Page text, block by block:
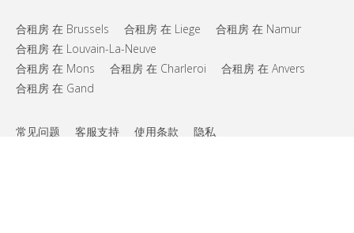
合租房 在 Brussels 合租房 在 Liege
合租房 在 Namur
合租房 在 Louvain-La-Neuve
合租房 在 Mons
合租房 在 Charleroi
合租房 在 Anvers
合租房 在 Gand
常见问题 客服支持 使用条款 隐私